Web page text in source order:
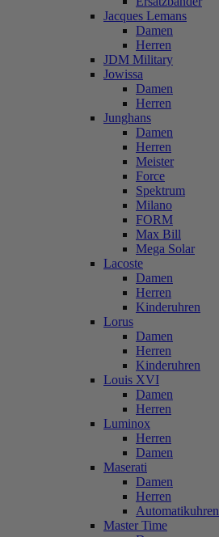
Jacques Lemans
Damen
Herren
JDM Military
Jowissa
Damen
Herren
Junghans
Damen
Herren
Meister
Force
Spektrum
Milano
FORM
Max Bill
Mega Solar
Lacoste
Damen
Herren
Kinderuhren
Lorus
Damen
Herren
Kinderuhren
Louis XVI
Damen
Herren
Luminox
Herren
Damen
Maserati
Damen
Herren
Automatikuhren
Master Time